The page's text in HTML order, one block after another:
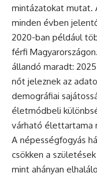
mintázatokat mutat.
minden évben
2020-ban például
férfi
állandó maradt:
nőt jeleznek az
demográfiai
életmódbeli
várható élettartama
A népességfogyás
csökken a
mint ahányan